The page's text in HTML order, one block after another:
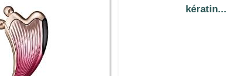
kératin...